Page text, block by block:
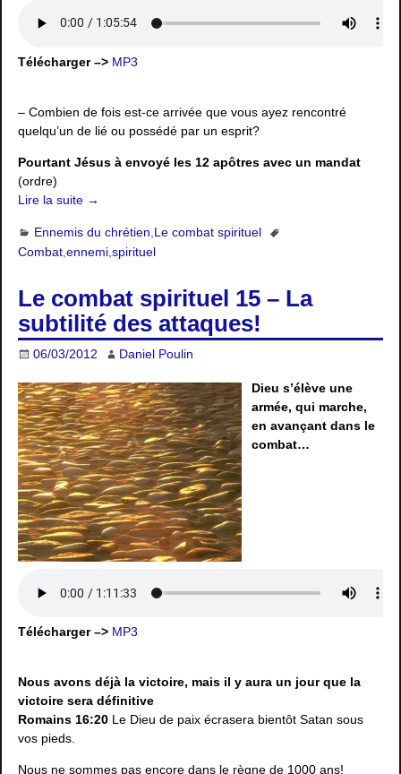
Télécharger –> MP3
– Combien de fois est-ce arrivée que vous ayez rencontré
quelqu’un de lié ou possédé par un esprit?
Pourtant Jésus à envoyé les 12 apôtres avec un mandat
(ordre)
Lire la suite →
Ennemis du chrétien Le combat spirituel
Combat ,ennemi ,spirituel
Le combat spirituel 15 – La
subtilité des attaques!
06/03/2012 Daniel Poulin
Dieu s’élève une
armée, qui marche,
en avançant dans le
combat…
Télécharger –> MP3
Nous avons déjà la victoire, mais il y aura un jour que la
victoire sera définitive
Romains 16:20 Le Dieu de paix écrasera bientôt Satan sous
vos pieds.
Nous ne sommes pas encore dans le règne de 1000 ans!